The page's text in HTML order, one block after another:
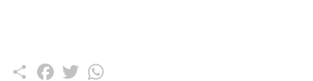
Compartilhar
FacebookTwitter